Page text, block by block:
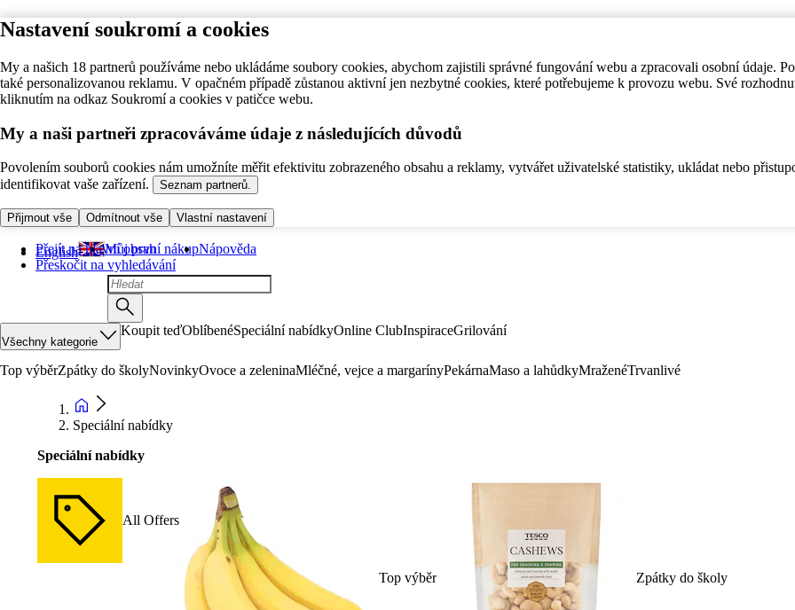
Nastavení soukromí a cookies
My a našich 18 partnerů používáme nebo ukládáme soubory cookies, abychom zajistili správné fungování webu a zpracovali osobní údaje.
také personalizovanou reklamu. V opačném případě zůstanou aktivní jen nezbytné cookies, které potřebujeme k provozu webu. Své
kliknutím na odkaz Soukromí a cookies v patičce webu.
My a naši partneři zpracováváme údaje z následujících důvodů
Povolením souborů cookies nám umožníte měřit efektivitu zobrazeného obsahu a reklamy, vytvářet uživatelské statistiky, ukládat nebo
identifikovat vaše zařízení.
Seznam partnerů.
Přijmout vše Odmítnout vše Vlastní nastavení
Přejít na hlavní obsah
Přeskočit na vyhledávání
English Můj první nákupNápověda
Všechny kategorie
Koupit teďOblíbenéSpeciální nabídkyOnline ClubInspiraceGrilování
Top výběrZpátky do školyNovinkyOvoce a zeleninaMléčné, vejce a margarínyPekárnaMaso a lahůdkyMraženéTrvanlivé
Speciální nabídky
Speciální nabídky
All Offers
Top výběr Zpátky do školy